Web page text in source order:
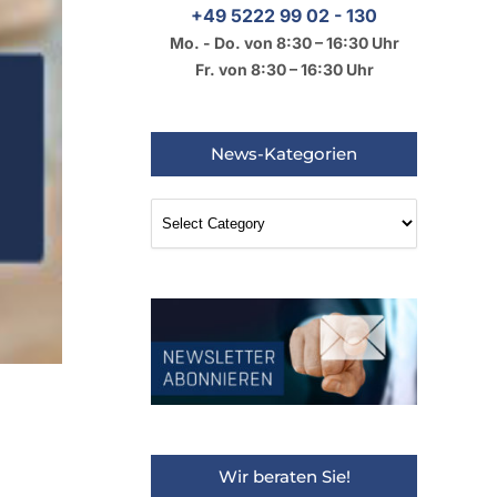
+49 5222 99 02 - 130
Mo. - Do. von 8:30 – 16:30 Uhr
Fr. von 8:30 – 16:30 Uhr
News-Kategorien
News-
Kategorien
Wir beraten Sie!